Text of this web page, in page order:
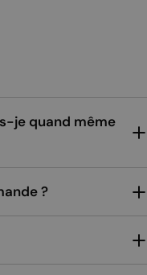
je quand même
?